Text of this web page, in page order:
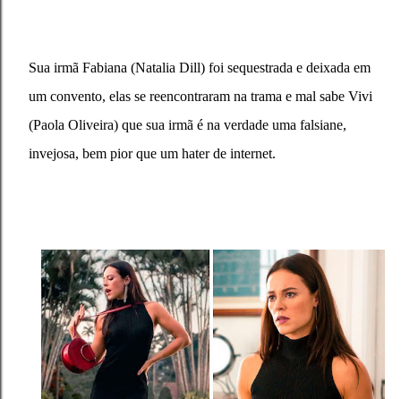
Sua irmã Fabiana (Natalia Dill) foi sequestrada e deixada em
um convento, elas se reencontraram na trama e mal sabe Vivi
(Paola Oliveira) que sua irmã é na verdade uma falsiane,
invejosa, bem pior que um hater de internet.